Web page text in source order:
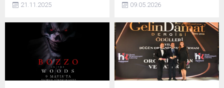
oluşmasına neden olan
nereden geldiğine dair yeni
kanıtlara ulaştı.
21.11.2025
Başsavcılığı tarafından
kapsamında ifade veren
Özkan Yalım, CHP Genel
Başkanı Özgür Özel'e
sağlanan kayıt dışı
milyonlarca liralık nakit akışı
itiraf etti.
09.05.2026